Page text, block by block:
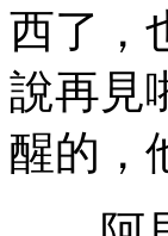
西了，
說再見
醒的，